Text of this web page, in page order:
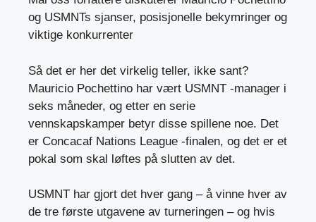
og USMNTs sjanser, posisjonelle bekymringer og
viktige konkurrenter
Så det er her det virkelig teller, ikke sant?
Mauricio Pochettino har vært USMNT -manager i
seks måneder, og etter en serie
vennskapskamper betyr disse spillene noe. Det
er Concacaf Nations League -finalen, og det er et
pokal som skal løftes på slutten av det.
USMNT har gjort det hver gang – å vinne hver av
de tre første utgavene av turneringen – og hvis